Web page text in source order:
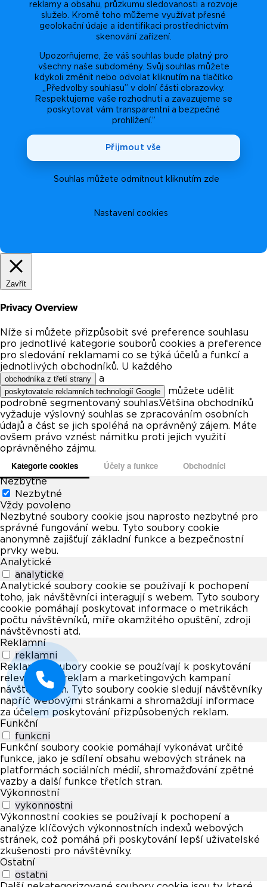
reklamy a obsahu, průzkumu sledovanosti a rozvoje
služeb. Kromě toho můžeme využívat přesné
geolokační údaje a identifikaci prostřednictvím
skenování zařízení.
Upozorňujeme, že váš souhlas bude platný pro
všechny naše subdomény. Svůj souhlas můžete
kdykoli změnit nebo odvolat kliknutím na tlačítko
„Předvolby souhlasu” v dolní části obrazovky.
Respektujeme vaše rozhodnutí a zavazujeme se
poskytovat vám transparentní a bezpečné
prohlížení.”
Nastavení cookies
Souhlas můžete odmítnout kliknutím zde
Přijmout vše
Zavřít
Privacy Overview
Níže si můžete přizpůsobit své preference souhlasu
pro jednotlivé kategorie souborů cookies a preference
pro sledování reklamami co se týká účelů a funkcí a
jednotlivých obchodníků. U každého
obchodníka z třetí strany a
poskytovatele reklamních technologií Google
můžete udělit
podrobně segmentovaný souhlas.Většina obchodníků
vyžaduje výslovný souhlas se zpracováním osobních
údajů a část se jich spoléhá na oprávněný zájem. Máte
ovšem právo vznést námitku proti jejich využití
oprávněného zájmu.
Kategorie cookies Účely a funkce Obchodníci
Nezbytné
Nezbytné
Vždy povoleno
Nezbytné soubory cookie jsou naprosto nezbytné pro
správné fungování webu. Tyto soubory cookie
anonymně zajišťují základní funkce a bezpečnostní
prvky webu.
Analytické
analyticke
Analytické soubory cookie se používají k pochopení
toho, jak návštěvníci interagují s webem. Tyto soubory
cookie pomáhají poskytovat informace o metrikách
počtu návštěvníků, míře okamžitého opuštění, zdroji
návštěvnosti atd.
Reklamní
reklamni
Reklamní soubory cookie se používají k poskytování
relevantních reklam a marketingových kampaní
návštěvníkům. Tyto soubory cookie sledují návštěvníky
napříč webovými stránkami a shromažďují informace
za účelem poskytování přizpůsobených reklam.
Funkční
funkcni
Funkční soubory cookie pomáhají vykonávat určité
funkce, jako je sdílení obsahu webových stránek na
platformách sociálních médií, shromažďování zpětné
vazby a další funkce třetích stran.
Výkonnostní
vykonnostni
Výkonnostní cookies se používají k pochopení a
analýze klíčových výkonnostních indexů webových
stránek, což pomáhá při poskytování lepší uživatelské
zkušenosti pro návštěvníky.
Ostatní
ostatni